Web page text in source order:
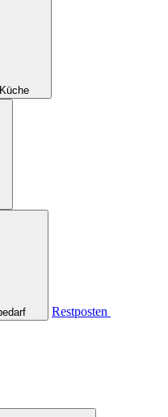
Restposten